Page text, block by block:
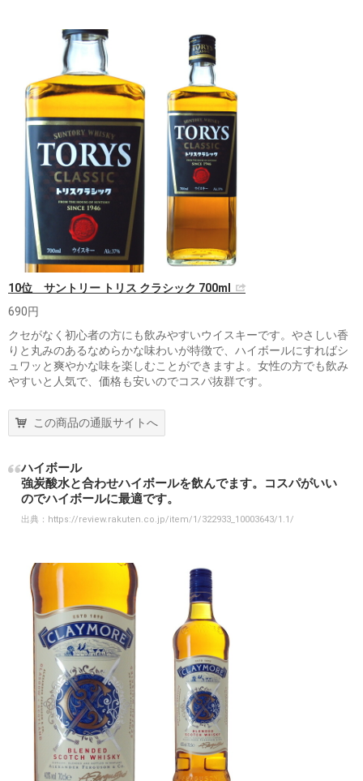
10位 サントリー トリス クラシック 700ml
690円
クセがなく初心者の方にも飲みやすいウイスキーです。やさしい香
りと丸みのあるなめらかな味わいが特徴で、ハイボールにすればシ
ュワッと爽やかな味を楽しむことができますよ。女性の方でも飲み
やすいと人気で、価格も安いのでコスパ抜群です。
この商品の通販サイトへ
ハイボール
強炭酸水と合わせハイボールを飲んでます。コスパがいい
のでハイボールに最適です。
出典： https://review.rakuten.co.jp/item/1/322933_10003643/1.1/